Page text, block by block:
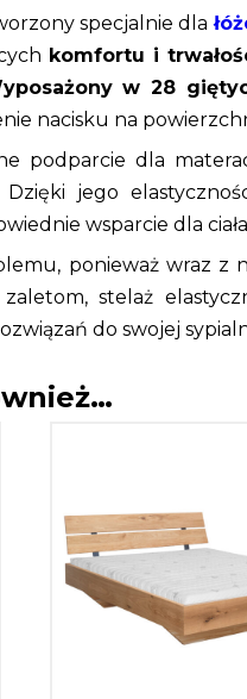
specjalnie dla
komfortu i
w 28
nacisku na
podparcie dla
jego
wsparcie dla
ponieważ wraz z
zaletom, stelaż
do swojej